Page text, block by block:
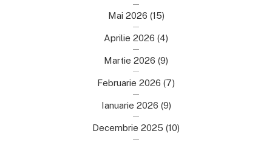
Mai 2026 (15)
Aprilie 2026 (4)
Martie 2026 (9)
Februarie 2026 (7)
Ianuarie 2026 (9)
Decembrie 2025 (10)